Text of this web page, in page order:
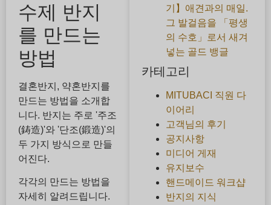
수제 반지
를 만드는
방법
결혼반지, 약혼반지를
만드는 방법을 소개합
니다. 반지는 주로 '주조
(鋳造)'와 '단조(鍛造)'의
두 가지 방식으로 만들
어진다.
각각의 만드는 방법을
자세히 알려드립니다.
기】애견과의 매일.
그 발걸음을 「평생
의 수호」로서 새겨
넣는 골드 뱅글
카테고리
MITUBACI 직원 다
이어리
고객님의 후기
공지사항
미디어 게재
유지보수
핸드메이드 워크샵
반지의 지식